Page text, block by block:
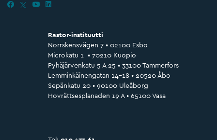
Rastor-instituutti
Norrskensvägen 7 • 02100 Esbo
Microkatu 1 • 70210 Kuopio
Pyhäjärvenkatu 5 A 25 • 33100 Tammerfors
Lemminkäinengatan 14-18 • 20520 Åbo
Sepänkatu 20 • 90100 Uleåborg
Hovrättsesplanaden 19 A • 65100 Vasa